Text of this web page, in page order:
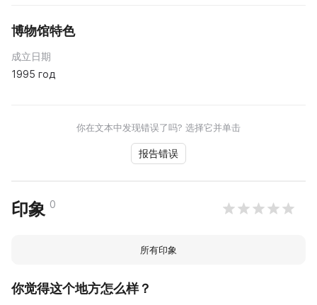
博物馆特色
成立日期
1995 год
你在文本中发现错误了吗? 选择它并单击
报告错误
印象 0
所有印象
你觉得这个地方怎么样？